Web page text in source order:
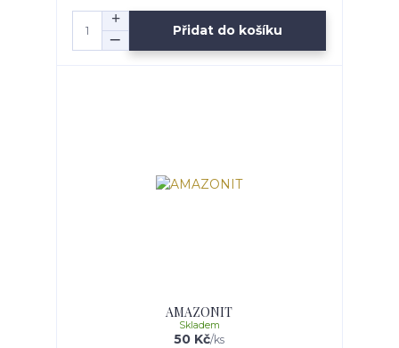
Přidat do košíku
AMAZONIT
50 Kč/ks
Skladem